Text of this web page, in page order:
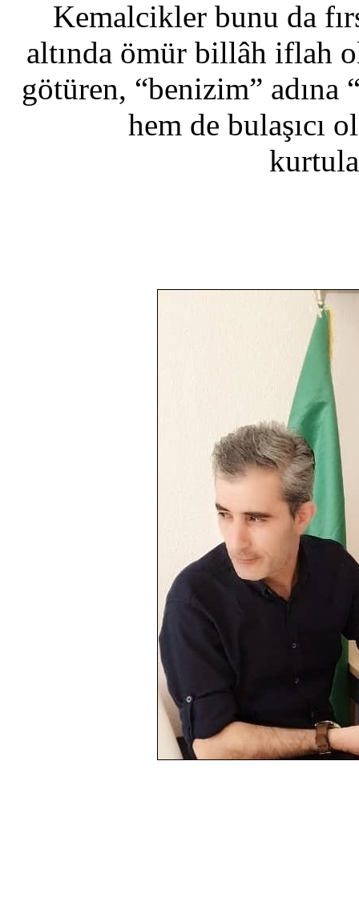
Kemalcikler bunu da
altında ömür billâh iflah
götüren, “benizim” adına
hem de bulaşıcı